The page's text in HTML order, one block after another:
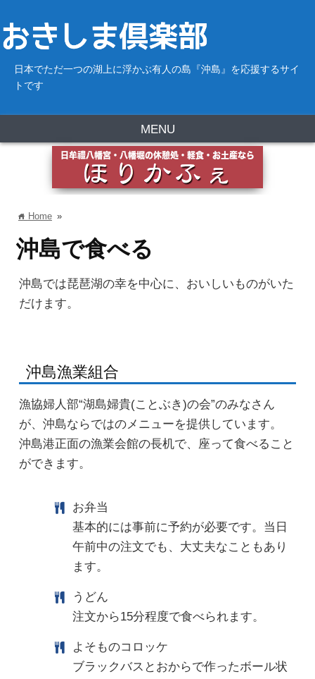
日本でただ一つの湖上に浮かぶ有人の島『沖島』を応援するサイ
トです
MENU
home Home »
沖島で食べる
沖島では琵琶湖の幸を中心に、おいしいものがいた
だけます。
沖島漁業組合
漁協婦人部“湖島婦貴(ことぶき)の会”のみなさん
が、沖島ならではのメニューを提供しています。
沖島港正面の漁業会館の長机で、座って食べること
ができます。
お弁当
基本的には事前に予約が必要です。当日
午前中の注文でも、大丈夫なこともあり
ます。
うどん
注文から15分程度で食べられます。
よそものコロッケ
ブラックバスとおからで作ったボール状